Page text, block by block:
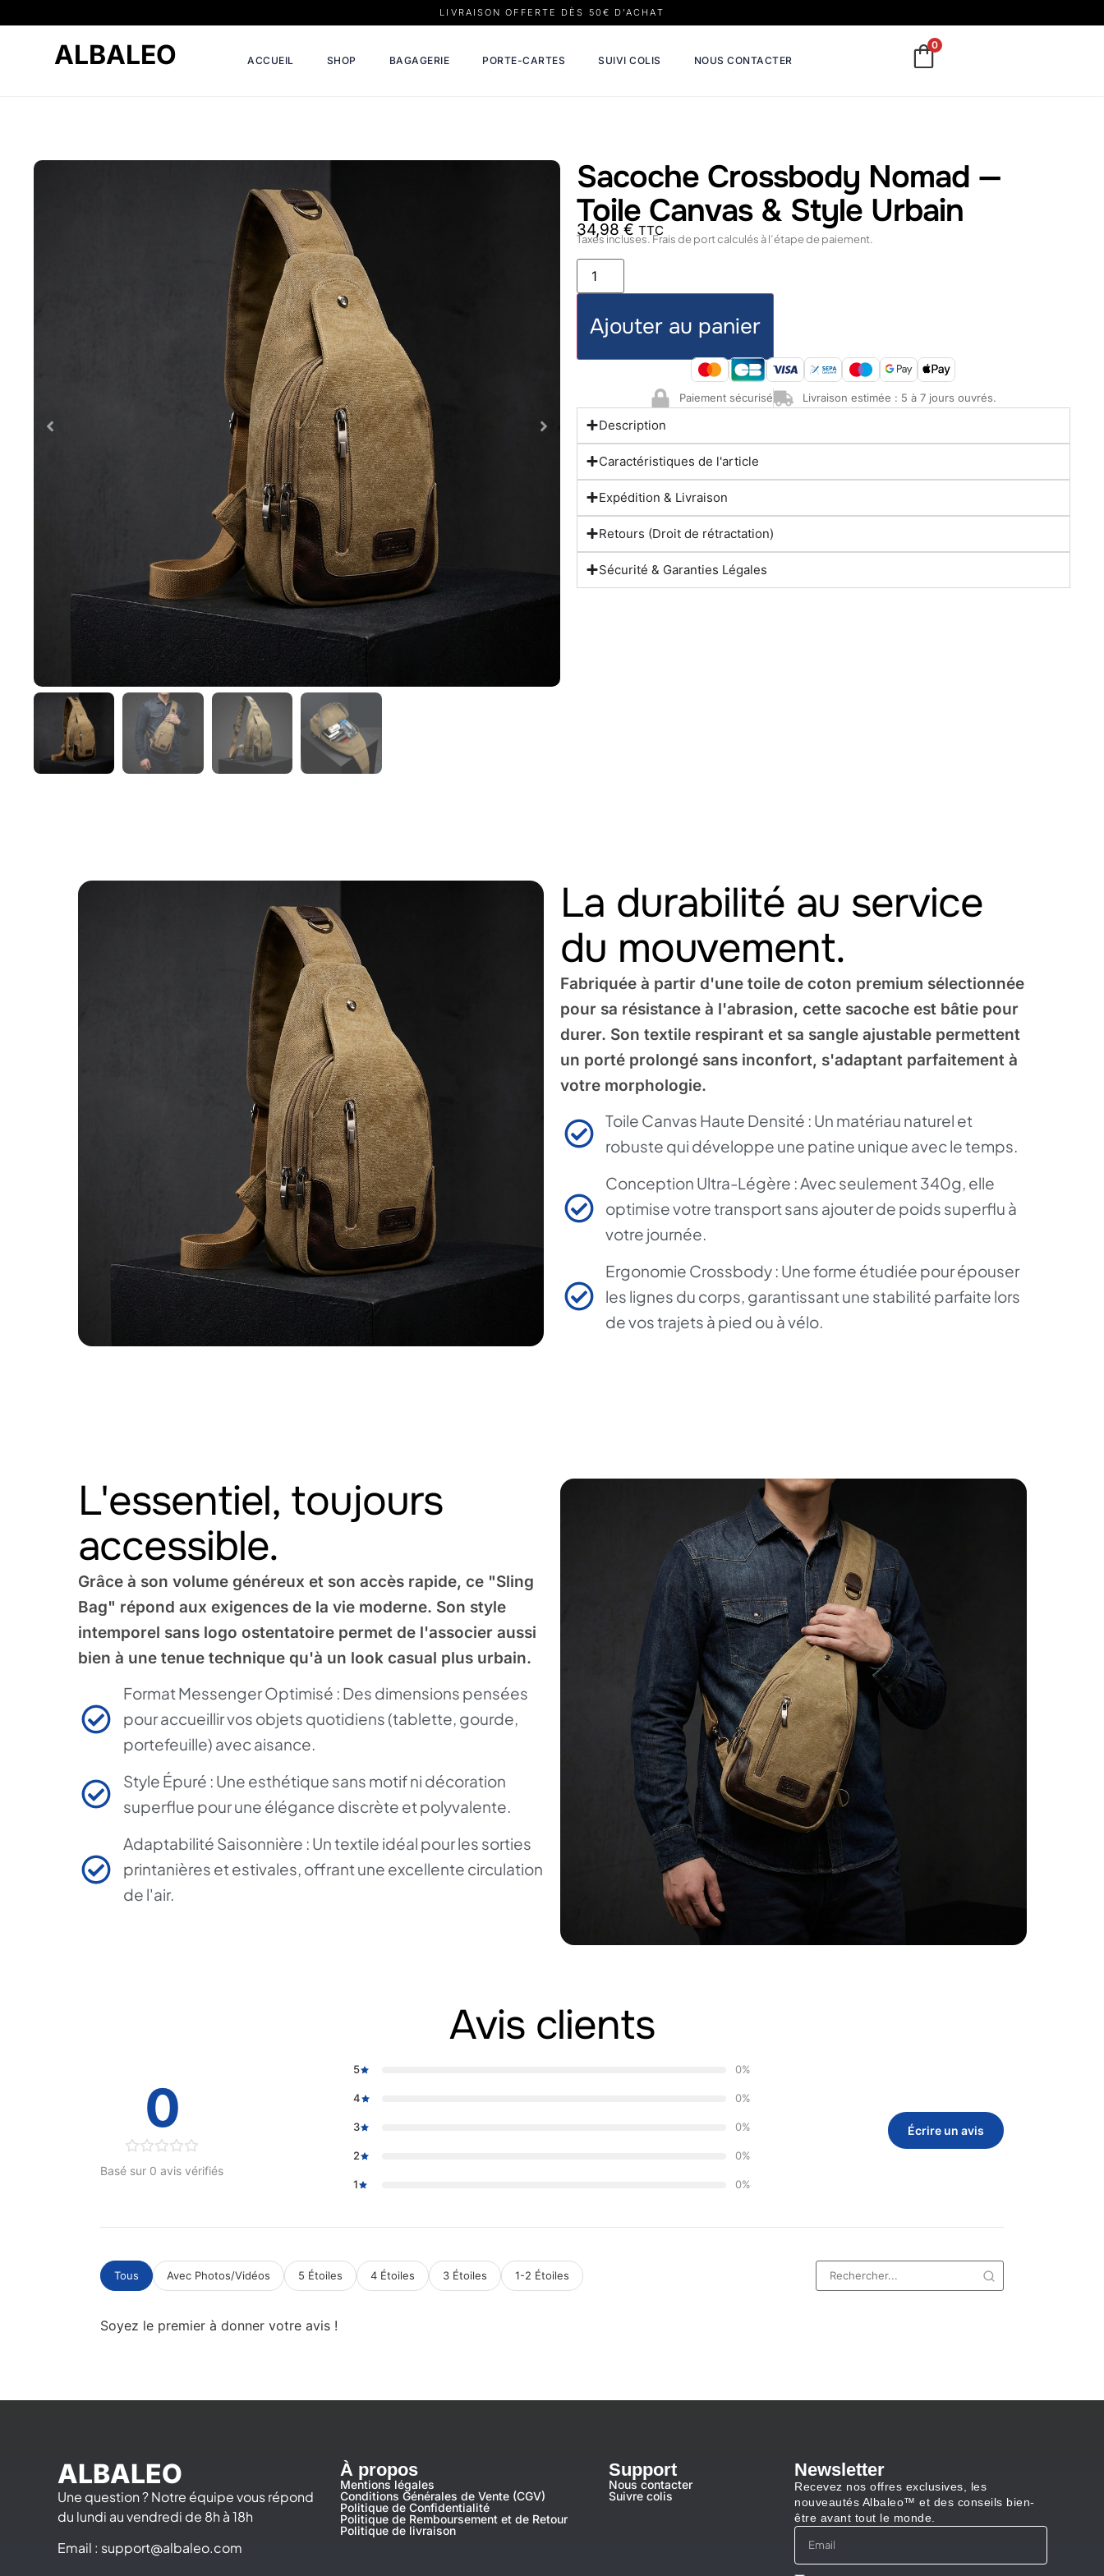
LIVRAISON OFFERTE DÈS 50€ D’ACHAT
ACCUEIL SHOP BAGAGERIE PORTE-CARTES SUIVI COLIS NOUS CONTACTER
ALBALEO 0
Sacoche Crossbody Nomad —
Toile Canvas & Style Urbain
34,98 € TTC
Taxes incluses. Frais de port calculés à l’étape de paiement.
Ajouter au panier
Paiement sécurisé Livraison estimée : 5 à 7 jours ouvrés.
Description
Caractéristiques de l'article
Expédition & Livraison
Retours (Droit de rétractation)
Sécurité & Garanties Légales
La durabilité au service
du mouvement.
Fabriquée à partir d'une toile de coton premium sélectionnée
pour sa résistance à l'abrasion, cette sacoche est bâtie pour
durer. Son textile respirant et sa sangle ajustable permettent
un porté prolongé sans inconfort, s'adaptant parfaitement à
votre morphologie.
Toile Canvas Haute Densité : Un matériau naturel et
robuste qui développe une patine unique avec le temps.
Conception Ultra-Légère : Avec seulement 340g, elle
optimise votre transport sans ajouter de poids superflu à
votre journée.
Ergonomie Crossbody : Une forme étudiée pour épouser
les lignes du corps, garantissant une stabilité parfaite lors
de vos trajets à pied ou à vélo.
L'essentiel, toujours
accessible.
Grâce à son volume généreux et son accès rapide, ce "Sling
Bag" répond aux exigences de la vie moderne. Son style
intemporel sans logo ostentatoire permet de l'associer aussi
bien à une tenue technique qu'à un look casual plus urbain.
Format Messenger Optimisé : Des dimensions pensées
pour accueillir vos objets quotidiens (tablette, gourde,
portefeuille) avec aisance.
Style Épuré : Une esthétique sans motif ni décoration
superflue pour une élégance discrète et polyvalente.
Adaptabilité Saisonnière : Un textile idéal pour les sorties
printanières et estivales, offrant une excellente circulation
de l'air.
Avis clients
0
Basé sur 0 avis vérifiés
5 0%
4 0%
3 0%
2 0%
1 0%
Écrire un avis
Tous Avec Photos/Vidéos 5 Étoiles 4 Étoiles 3 Étoiles 1-2 Étoiles
Soyez le premier à donner votre avis !
ALBALEO
Une question ? Notre équipe vous répond
du lundi au vendredi de 8h à 18h
Email : support@albaleo.com
À propos
Mentions légales
Conditions Générales de Vente (CGV)
Politique de Confidentialité
Politique de Remboursement et de Retour
Politique de livraison
Support
Nous contacter
Suivre colis
Newsletter
Recevez nos offres exclusives, les
nouveautés Albaleo™ et des conseils bien-
être avant tout le monde.